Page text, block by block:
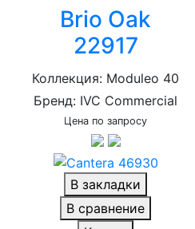
Brio Oak
22917
Коллекция: Moduleo 40
Бренд: IVC Commercial
Цена по запросу
В закладки
В сравнение